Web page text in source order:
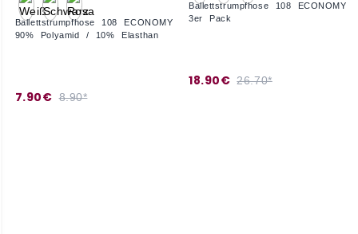
Ballettstrumpfhose 108 ECONOMY
90% Polyamid / 10% Elasthan
7.90€ 8.90*
Ballettstrumpfhose 108 ECONOMY
3er Pack
18.90€ 26.70*